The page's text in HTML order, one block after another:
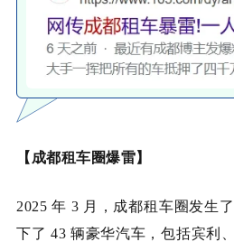
【成都租车圈爆雷】
2025 年 3 月，成都租车圈发生
下了 43 辆豪华汽车，包括宾利